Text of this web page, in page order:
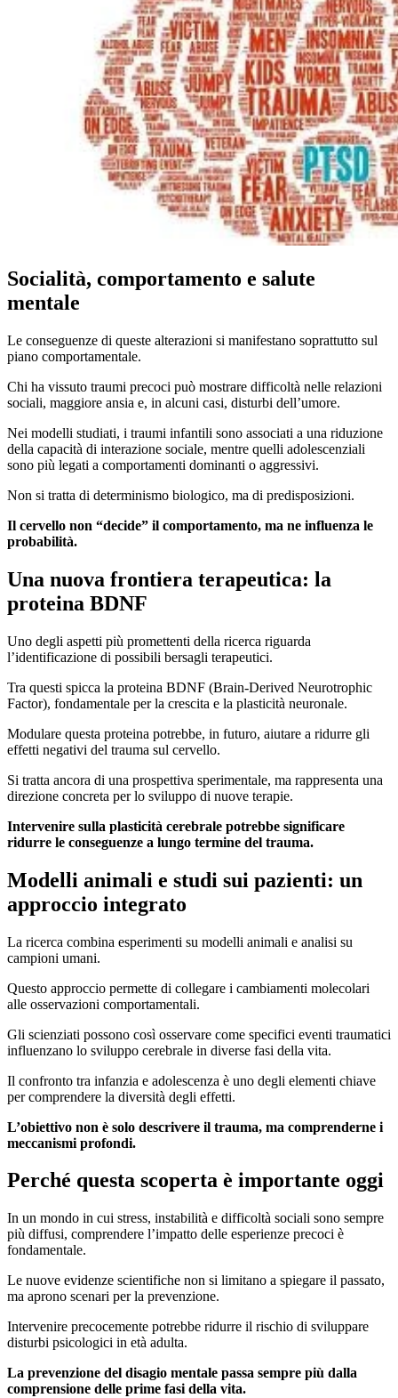
Socialità, comportamento e salute
mentale
Le conseguenze di queste alterazioni si manifestano soprattutto sul
piano comportamentale.
Chi ha vissuto traumi precoci può mostrare difficoltà nelle relazioni
sociali, maggiore ansia e, in alcuni casi, disturbi dell’umore.
Nei modelli studiati, i traumi infantili sono associati a una riduzione
della capacità di interazione sociale, mentre quelli adolescenziali
sono più legati a comportamenti dominanti o aggressivi.
Non si tratta di determinismo biologico, ma di predisposizioni.
Il cervello non “decide” il comportamento, ma ne influenza le
probabilità.
Una nuova frontiera terapeutica: la
proteina BDNF
Uno degli aspetti più promettenti della ricerca riguarda
l’identificazione di possibili bersagli terapeutici.
Tra questi spicca la proteina BDNF (Brain-Derived Neurotrophic
Factor), fondamentale per la crescita e la plasticità neuronale.
Modulare questa proteina potrebbe, in futuro, aiutare a ridurre gli
effetti negativi del trauma sul cervello.
Si tratta ancora di una prospettiva sperimentale, ma rappresenta una
direzione concreta per lo sviluppo di nuove terapie.
Intervenire sulla plasticità cerebrale potrebbe significare
ridurre le conseguenze a lungo termine del trauma.
Modelli animali e studi sui pazienti: un
approccio integrato
La ricerca combina esperimenti su modelli animali e analisi su
campioni umani.
Questo approccio permette di collegare i cambiamenti molecolari
alle osservazioni comportamentali.
Gli scienziati possono così osservare come specifici eventi traumatici
influenzano lo sviluppo cerebrale in diverse fasi della vita.
Il confronto tra infanzia e adolescenza è uno degli elementi chiave
per comprendere la diversità degli effetti.
L’obiettivo non è solo descrivere il trauma, ma comprenderne i
meccanismi profondi.
Perché questa scoperta è importante oggi
In un mondo in cui stress, instabilità e difficoltà sociali sono sempre
più diffusi, comprendere l’impatto delle esperienze precoci è
fondamentale.
Le nuove evidenze scientifiche non si limitano a spiegare il passato,
ma aprono scenari per la prevenzione.
Intervenire precocemente potrebbe ridurre il rischio di sviluppare
disturbi psicologici in età adulta.
La prevenzione del disagio mentale passa sempre più dalla
comprensione delle prime fasi della vita.